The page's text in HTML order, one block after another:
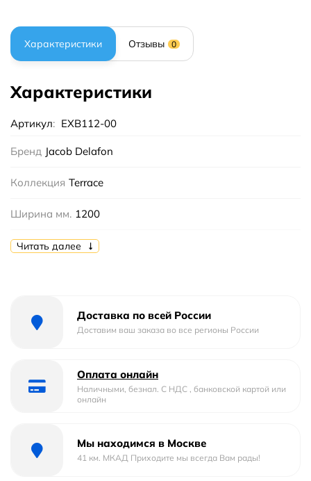
Характеристики Отзывы 0
Характеристики
Артикул: EXB112-00
Бренд Jacob Delafon
Коллекция Terrace
Ширина мм. 1200
Высота мм. 210
Отверстие под смеситель
Отверстие под перелив : Нет
накладная, подвесная
Фаянс
Читать далее
Доставка по всей России
Доставим ваш заказа во все регионы России
Оплата онлайн
Наличными, безнал. С НДС , банковской картой или
онлайн
Мы находимся в Москве
41 км. МКАД Приходите мы всегда Вам рады!